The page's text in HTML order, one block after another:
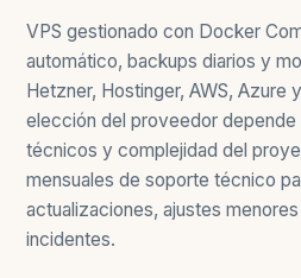
VPS gestionado con Docker
automático, backups diarios y
Hetzner, Hostinger, AWS, Azure
elección del proveedor depende
técnicos y complejidad del
mensuales de soporte técnico
actualizaciones, ajustes
incidentes.